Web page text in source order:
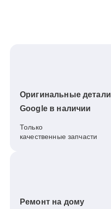
Оригинальные детали
Google в наличии
Только
качественные запчасти
Ремонт на дому